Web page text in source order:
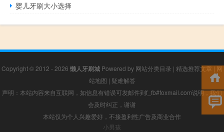
婴儿牙刷大小选择
Copyright © 2012 - 2026 懒人牙刷城 Powered by 网站分类目录 | 精选推荐文章|网
站地图 | 疑难解答
声明：本站内容来自互联网，如信息有错误可发邮件到f_fb#foxmail.com说明，我们
会及时纠正，谢谢
本站仅为个人兴趣爱好，不接盈利性广告及商业合作
小男孩